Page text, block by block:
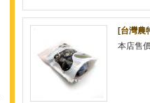
[台灣農
本店售